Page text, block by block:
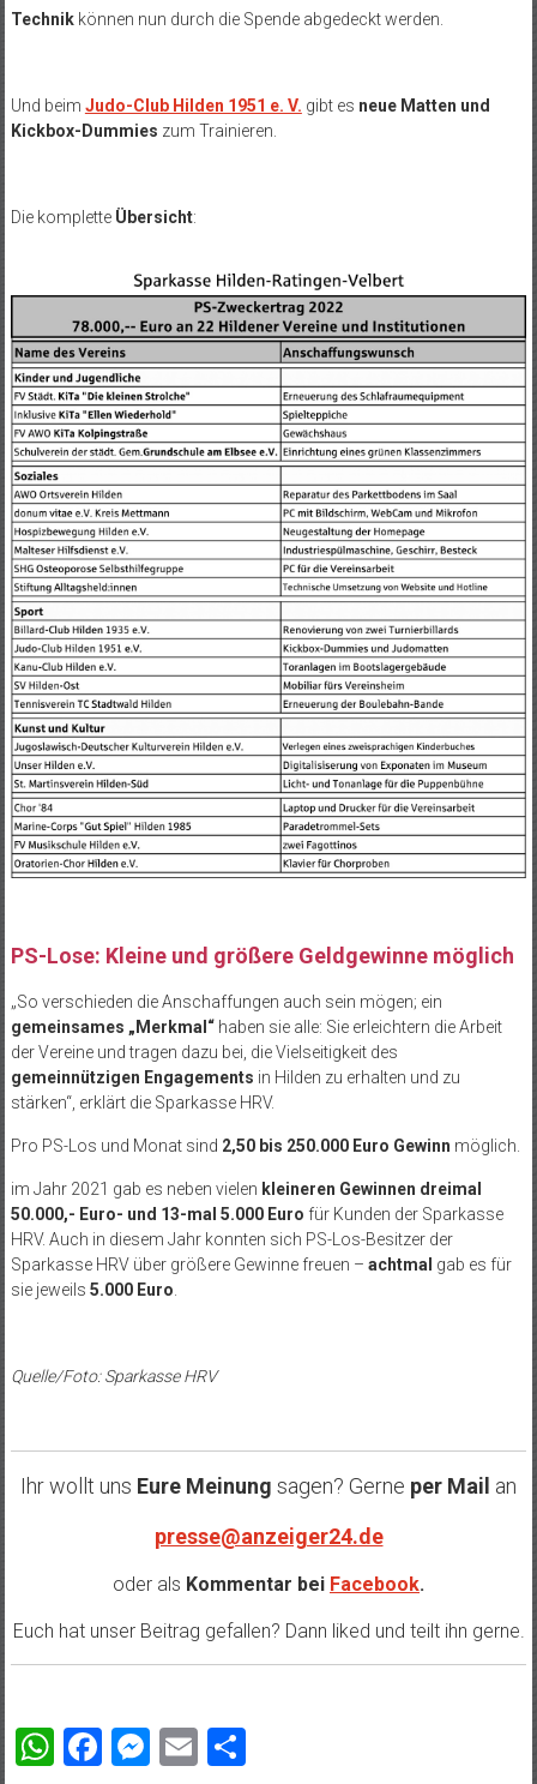
Technikkönnen nun durch die Spende abgedeckt werden.
Und beim Judo-Club Hilden 1951 e. V. gibt es neue Matten und
Kickbox-Dummies zum Trainieren.
Die komplette Übersicht:
PS-Lose: Kleine und größere Geldgewinne möglich
„So verschieden die Anschaffungen auch sein mögen; ein
gemeinsames „Merkmal“haben sie alle: Sie erleichtern die Arbeit
der Vereine und tragen dazu bei, die Vielseitigkeit des
gemeinnützigen Engagements in Hilden zu erhalten und zu
stärken“, erklärt die Sparkasse HRV.
Pro PS-Los und Monat sind 2,50 bis 250.000 Euro Gewinn möglich.
im Jahr 2021 gab es neben vielen kleineren Gewinnen dreimal
50.000,- Euro- und 13-mal 5.000 Euro für Kunden der Sparkasse
HRV. Auch in diesem Jahr konnten sich PS-Los-Besitzer der
Sparkasse HRV über größere Gewinne freuen – achtmal gab es für
sie jeweils 5.000 Euro
Quelle/Foto: Sparkasse HRV
Ihr wollt uns Eure Meinung sagen? Gerne per Mail an
presse@anzeiger24.de
oder als Kommentar bei Facebook.
Euch hat unser Beitrag gefallen? Dann liked und teilt ihn gerne.
WhatsApp
Facebook
Messenger
EmailTeilen